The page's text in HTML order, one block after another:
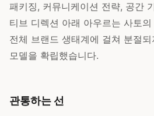
패키징, 커뮤니케이션 전략, 공간
티브 디렉션 아래 아우르는 사토
전체 브랜드 생태계에 걸쳐 분절
모델을 확립했습니다.
관통하는 선